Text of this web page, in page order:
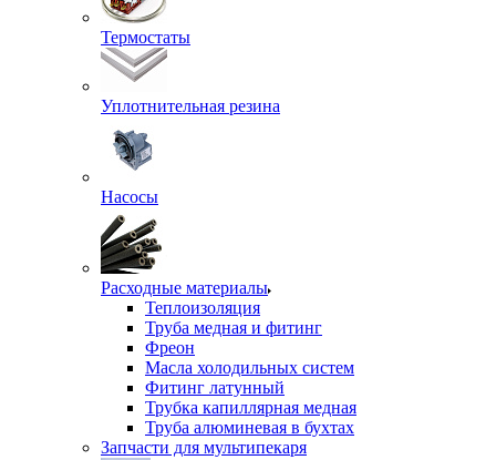
Термостаты
Уплотнительная резина
Насосы
Расходные материалы
Теплоизоляция
Труба медная и фитинг
Фреон
Масла холодильных систем
Фитинг латунный
Трубка капиллярная медная
Труба алюминевая в бухтах
Запчасти для мультипекаря